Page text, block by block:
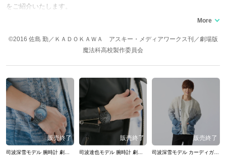
をご紹介いたします。
©2016 佐島 勤／ＫＡＤＯＫＡＷＡ アスキー・メディアワークス刊／劇場版
魔法科高校製作委員会